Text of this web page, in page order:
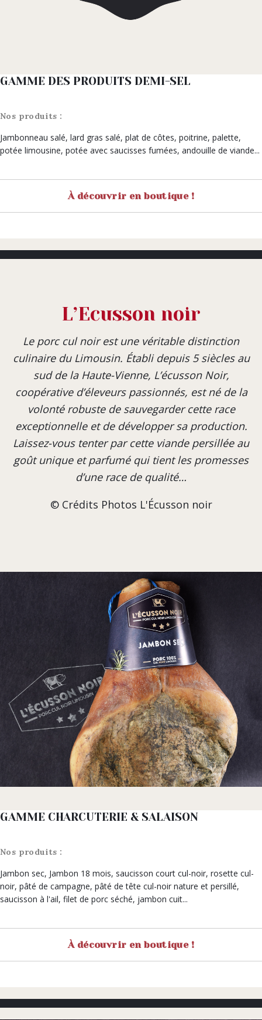
GAMME DES PRODUITS DEMI-SEL
Nos produits :
Jambonneau salé, lard gras salé, plat de côtes, poitrine, palette,
potée limousine, potée avec saucisses fumées, andouille de viande...
À découvrir en boutique !
L’Ecusson noir
Le porc cul noir est une véritable distinction
culinaire du Limousin. Établi depuis 5 siècles au
sud de la Haute-Vienne, L’écusson Noir,
coopérative d’éleveurs passionnés, est né de la
volonté robuste de sauvegarder cette race
exceptionnelle et de développer sa production.
Laissez-vous tenter par cette viande persillée au
goût unique et parfumé qui tient les promesses
d’une race de qualité…
© Crédits Photos L'Écusson noir
GAMME CHARCUTERIE & SALAISON
Nos produits :
Jambon sec, Jambon 18 mois, saucisson court cul-noir, rosette cul-
noir, pâté de campagne, pâté de tête cul-noir nature et persillé,
saucisson à l'ail, filet de porc séché, jambon cuit...
À découvrir en boutique !